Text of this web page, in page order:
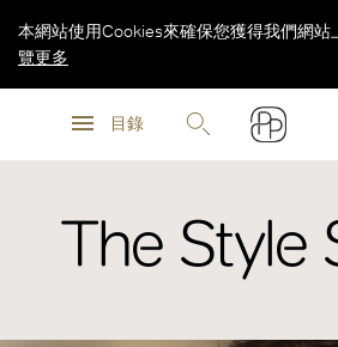
目錄
本網站使用Cookies來確保您獲得我們網站
覽更多
The Style